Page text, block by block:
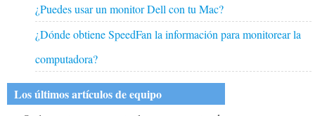
¿Puedes usar un monitor Dell con tu Mac?
¿Dónde obtiene SpeedFan la información para monitorear la
computadora?
Los últimos artículos de equipo